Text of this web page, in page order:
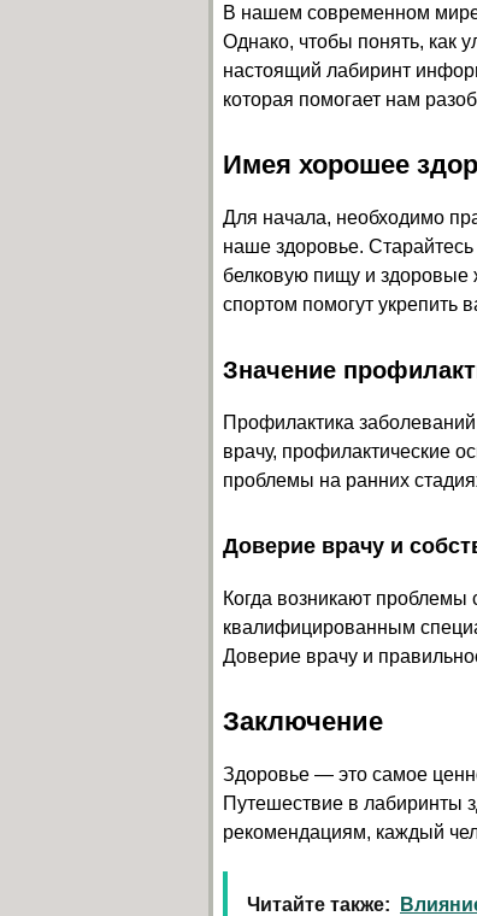
В нашем современном мире
Однако, чтобы понять, как
настоящий лабиринт
которая помогает нам
Имея хорошее
Для начала, необходимо
наше здоровье.
белковую пищу и здоровые
спортом помогут укрепить
Значение
Профилактика
врачу, профилактические
проблемы на ранних
Доверие врачу и
Когда возникают
квалифицированным
Доверие врачу и
Заключение
Здоровье — это самое
Путешествие в лабиринты
рекомендациям, каждый
Читайте также: